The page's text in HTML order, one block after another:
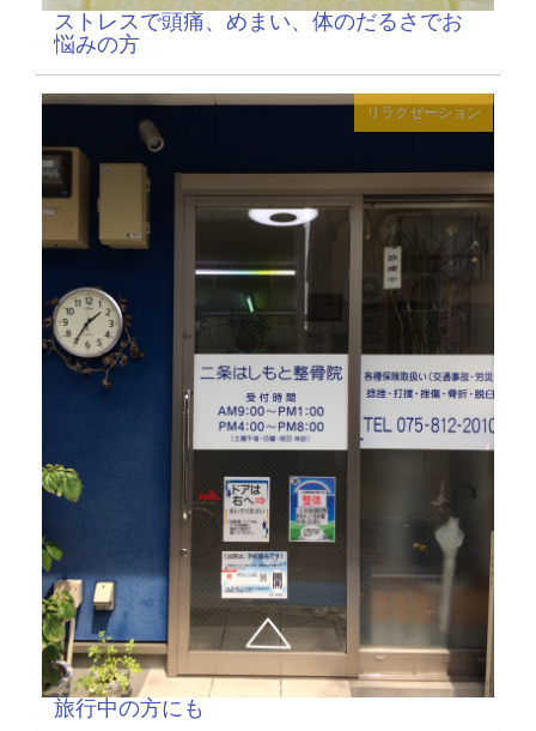
ストレスで頭痛、めまい、体のだるさでお
悩みの方
リラクゼーション
旅行中の方にも